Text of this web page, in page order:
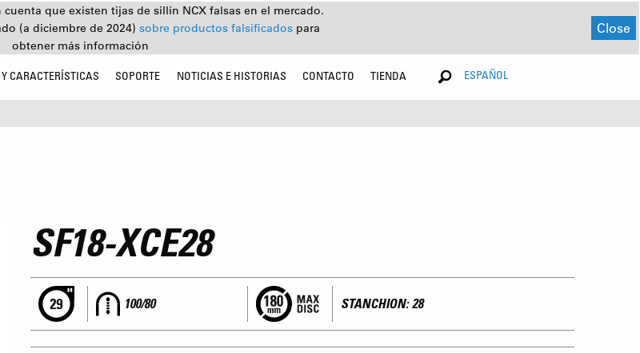
que existen tijas de sillín NCX falsas en el mercado.
(a diciembre de 2024) sobre productos falsificados para
obtener más información
Close
CARACTERÍSTICAS SOPORTE NOTICIAS E HISTORIAS CONTACTO TIENDA ESPAÑOL
SF18-XCE28
100/80 STANCHION: 28